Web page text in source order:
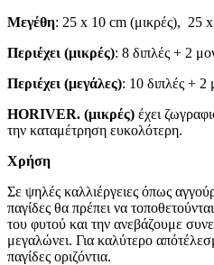
Μεγέθη: 25 x 10 cm (μικρές), 25
Περιέχει (μικρές): 8 διπλές + 2
Περιέχει (μεγάλες): 10 διπλές + 2
HORIVER. (μικρές) έχει
την καταμέτρηση ευκολότερη.
Χρήση
Σε ψηλές καλλιέργειες όπως
παγίδες θα πρέπει να
του φυτού και την ανεβάζουμε
μεγαλώνει. Για καλύτερο
παγίδες οριζόντια.